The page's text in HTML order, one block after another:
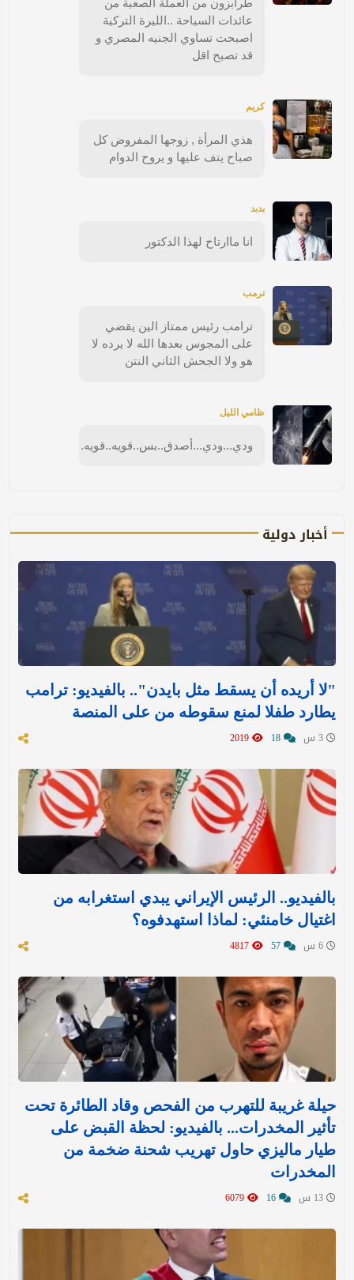
طرابزون من العملة الصعبة من
عائدات السياحة ..الليرة التركية
اصبحت تساوي الجنيه المصري و
قد تصبح اقل
كريم
هذي المرأة , زوجها المفروض كل
صباح يتف عليها و يروح الدوام
بدبد
انا ماارتاح لهذا الدكتور
ترمب
ترامب رئيس ممتاز الين يقضي
على المجوس بعدها الله لا يرده لا
هو ولا الجحش الثاني النتن
ظامي الليل
ودي...ودي...أصدق..بس..قويه..قويه.
أخبار دولية
"لا أريده أن يسقط مثل بايدن".. بالفيديو: ترامب
يطارد طفلا لمنع سقوطه من على المنصة
بالفيديو.. الرئيس الإيراني يبدي استغرابه من
اغتيال خامنئي: لماذا استهدفوه؟
حيلة غريبة للتهرب من الفحص وقاد الطائرة تحت
تأثير المخدرات... بالفيديو: لحظة القبض على
طيار ماليزي حاول تهريب شحنة ضخمة من
المخدرات